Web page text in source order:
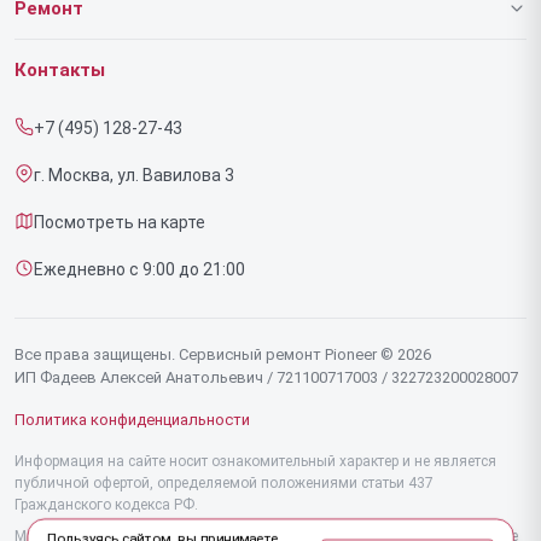
Срочный ремонт
Доставка и способы оплаты
Диагностика
Контакты
Ремонт
Роботов-пылесосов
Секвенсоров
Наушников
Микшерных пультов
Контакты
+7 (495) 128-27-43
г. Москва, ул. Вавилова 3
Посмотреть на карте
Ежедневно с 9:00 до 21:00
Все права защищены. Сервисный ремонт Pioneer © 2026
ИП Фадеев Алексей Анатольевич / 721100717003 / 322723200028007
Политика конфиденциальности
Информация на сайте носит ознакомительный характер и не является
публичной офертой, определяемой положениями статьи 437
Гражданского кодекса РФ.
Мы специализируемся на обслуживании и ремонте техники Pioneer, но не